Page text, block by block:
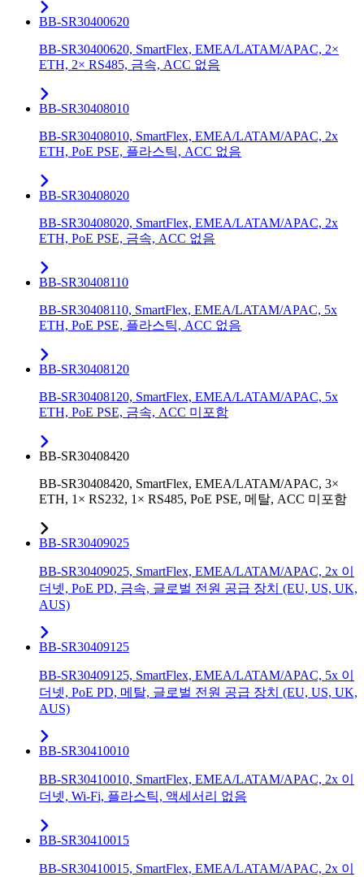
BB-SR30400620
BB-SR30400620, SmartFlex, EMEA/LATAM/APAC, 2×
ETH, 2× RS485, 금속, ACC 없음
BB-SR30408010
BB-SR30408010, SmartFlex, EMEA/LATAM/APAC, 2x
ETH, PoE PSE, 플라스틱, ACC 없음
BB-SR30408020
BB-SR30408020, SmartFlex, EMEA/LATAM/APAC, 2x
ETH, PoE PSE, 금속, ACC 없음
BB-SR30408110
BB-SR30408110, SmartFlex, EMEA/LATAM/APAC, 5x
ETH, PoE PSE, 플라스틱, ACC 없음
BB-SR30408120
BB-SR30408120, SmartFlex, EMEA/LATAM/APAC, 5x
ETH, PoE PSE, 금속, ACC 미포함
BB-SR30408420
BB-SR30408420, SmartFlex, EMEA/LATAM/APAC, 3×
ETH, 1× RS232, 1× RS485, PoE PSE, 메탈, ACC 미포함
BB-SR30409025
BB-SR30409025, SmartFlex, EMEA/LATAM/APAC, 2x 이
더넷, PoE PD, 금속, 글로벌 전원 공급 장치 (EU, US, UK,
AUS)
BB-SR30409125
BB-SR30409125, SmartFlex, EMEA/LATAM/APAC, 5x 이
더넷, PoE PD, 메탈, 글로벌 전원 공급 장치 (EU, US, UK,
AUS)
BB-SR30410010
BB-SR30410010, SmartFlex, EMEA/LATAM/APAC, 2x 이
더넷, Wi-Fi, 플라스틱, 액세서리 없음
BB-SR30410015
BB-SR30410015, SmartFlex, EMEA/LATAM/APAC, 2x 이